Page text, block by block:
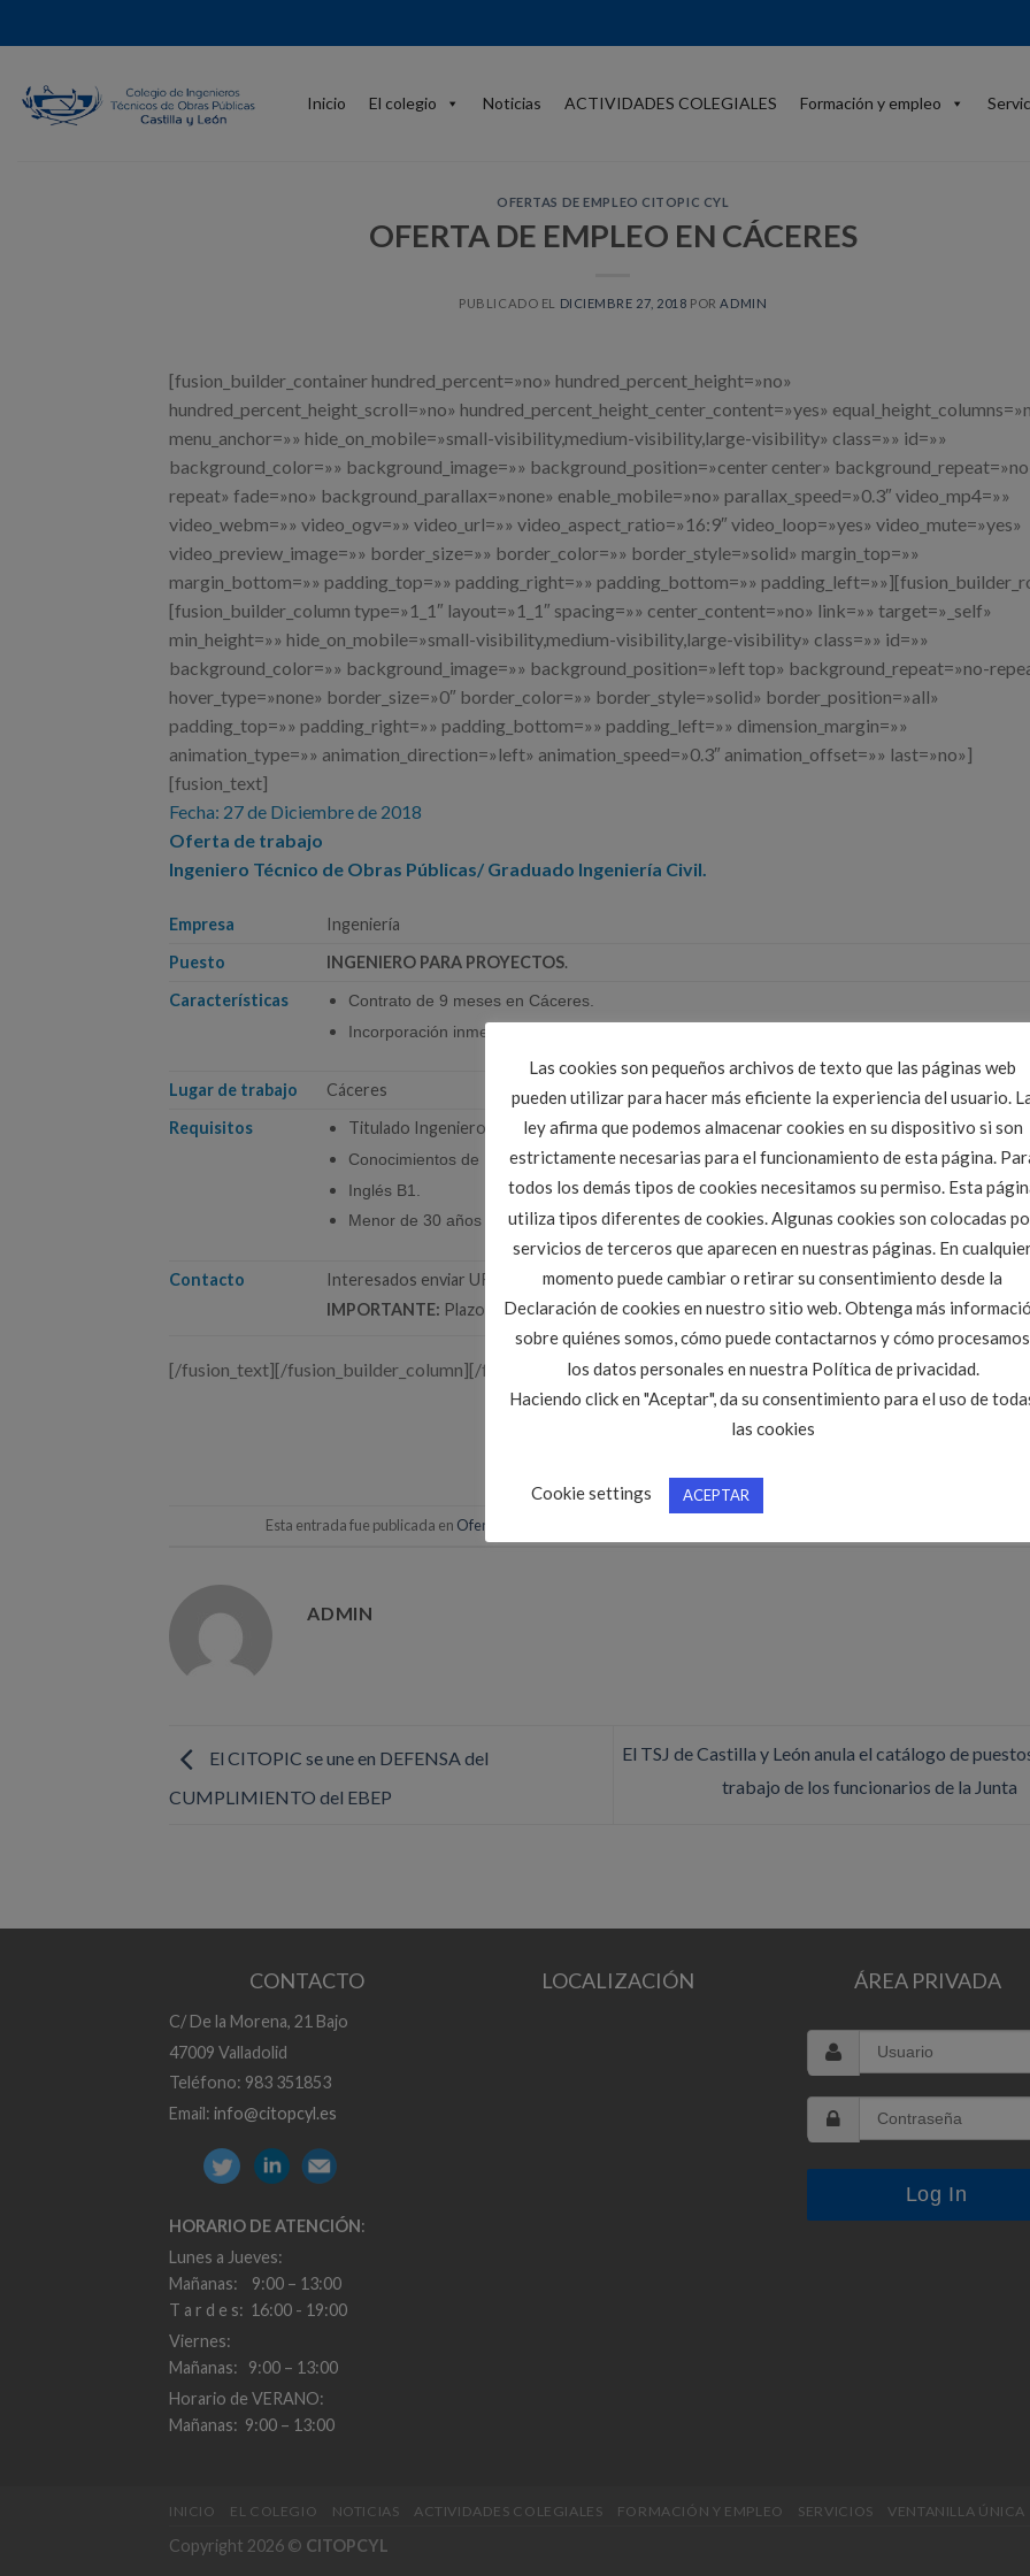
to
Inicio El colegio Noticias ACTIVIDADES COLEGIALES Formación y empleo
OFERTAS DE EMPLEO CITOPIC CYL
OFERTA DE EMPLEO EN CÁCERES
PUBLICADO EL DICIEMBRE 27, 2018 POR ADMIN
[fusion_builder_container hundred_percent=»no» hundred_percent_height=»no»
hundred_percent_height_scroll=»no» hundred_percent_height_center_content=»yes»
menu_anchor=»» hide_on_mobile=»small-visibility,medium-visibility,large-visibility» class=»» id=»»
background_color=»» background_image=»» background_position=»center center»
repeat» fade=»no» background_parallax=»none» enable_mobile=»no» parallax_speed=»0.3″ video_mp4=»»
video_webm=»» video_ogv=»» video_url=»» video_aspect_ratio=»16:9″ video_loop=»yes» video_mute=»yes»
video_preview_image=»» border_size=»» border_color=»» border_style=»solid» margin_top=»»
margin_bottom=»» padding_top=»» padding_right=»» padding_bottom=»»
[fusion_builder_column type=»1_1″ layout=»1_1″ spacing=»» center_content=»no» link=»» target=»_self»
min_height=»» hide_on_mobile=»small-visibility,medium-visibility,large-visibility» class=»» id=»»
background_color=»» background_image=»» background_position=»left top» background_repeat=»no-
hover_type=»none» border_size=»0″ border_color=»» border_style=»solid» border_position=»all»
padding_top=»» padding_right=»» padding_bottom=»» padding_left=»» dimension_margin=»»
animation_type=»» animation_direction=»left» animation_speed=»0.3″ animation_offset=»» last=»no»]
[fusion_text]
Fecha: 27 de Diciembre de 2018
Oferta de trabajo
Ingeniero Técnico de Obras Públicas/ Graduado Ingeniería Civil.
Empresa
Ingeniería
Puesto
INGENIERO PARA PROYECTOS.
Características
Contrato de 9 meses en Cáceres.
Incorporación inmediata.
Lugar de trabajo
Cáceres
Requisitos
Titulado Ingeniero Técnico de Obras Públicas o graduado en Ingeniería Civil
Conocimientos de BIM.
Inglés B1.
Menor de 30 años (obligatorio por estar subvencionado).
Contacto Interesados enviar URGENTE su CV acloccidental@citop.es
IMPORTANTE: Plazo de recepción de candidaturas:hasta las 13:00 h. viernes 4 de Enero.
[/fusion_text][/fusion_builder_column][/fusion_builder_row][/fusion_builder_container]
Esta entrada fue publicada en Ofertas de empleo CITOPIC CYL
ADMIN
El CITOPIC se une en DEFENSA del
CUMPLIMIENTO del EBEP
El TSJ de Castilla y León anula el catálogo de
trabajo de los funcionarios de la Junta
CONTACTO
C/ De la Morena, 21 Bajo
47009 Valladolid
Teléfono: 983 351853
Email: info@citopcyl.es
HORARIO DE ATENCIÓN:
Lunes a Jueves:
Mañanas: 9:00 – 13:00
T a r d e s: 16:00 - 19:00
Viernes:
Mañanas: 9:00 – 13:00
Horario de VERANO:
Mañanas: 9:00 – 13:00
LOCALIZACIÓN ÁREA PRIVADA
INICIO EL COLEGIO NOTICIAS ACTIVIDADES COLEGIALES FORMACIÓN Y EMPLEO SERVICIOS VENTANILLA ÚNICA
Copyright 2026 © CITOPCYL
Las cookies son pequeños archivos de texto que las páginas web
pueden utilizar para hacer más eficiente la experiencia del usuario.
ley afirma que podemos almacenar cookies en su dispositivo si son
estrictamente necesarias para el funcionamiento de esta página.
todos los demás tipos de cookies necesitamos su permiso. Esta
utiliza tipos diferentes de cookies. Algunas cookies son colocadas
servicios de terceros que aparecen en nuestras páginas. En
momento puede cambiar o retirar su consentimiento desde la
Declaración de cookies en nuestro sitio web. Obtenga más
sobre quiénes somos, cómo puede contactarnos y cómo procesamos
los datos personales en nuestra Política de privacidad.
Haciendo click en "Aceptar", da su consentimiento para el uso de
las cookies
Cookie settings ACEPTAR